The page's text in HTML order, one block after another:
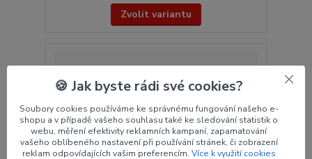
Zvolit variantu
🍪 Jak byste rádi své cookies?
Soubory cookies používáme ke správnému fungování našeho e-
shopu a v případě vašeho souhlasu také ke sledování statistik o
webu, měření efektivity reklamních kampaní, zapamatování
vašeho oblíbeného nastavení při používání stránek, či zobrazení
reklam odpovídajících vašim preferencím. Více k využití cookies